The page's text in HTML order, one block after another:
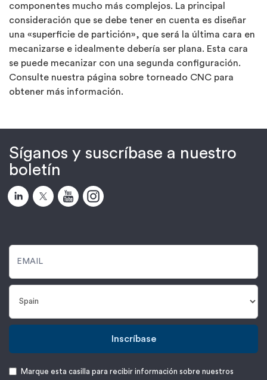
componentes mucho más complejos. La principal
consideración que se debe tener en cuenta es diseñar
una «superficie de partición», que será la última cara en
mecanizarse e idealmente debería ser plana. Esta cara
se puede mecanizar con una segunda configuración.
Consulte nuestra página sobre torneado CNC para
obtener más información.
Síganos y suscríbase a nuestro
boletín
Inscríbase
Marque esta casilla para recibir información sobre nuestros